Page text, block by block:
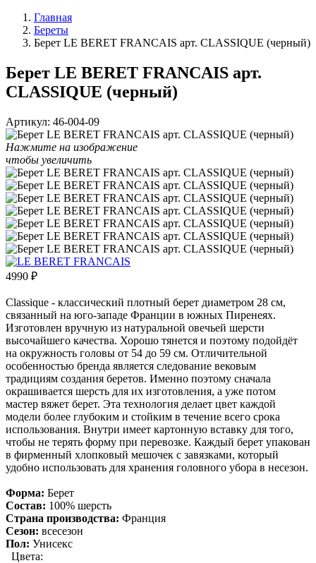
Главная
Береты
Берет LE BERET FRANCAIS арт. CLASSIQUE (черный)
Берет LE BERET FRANCAIS арт.
CLASSIQUE (черный)
Артикул: 46-004-09
Нажмите на изображение
чтобы увеличить
4990 ₽
Classique - классический плотный берет диаметром 28 см,
связанный на юго-западе Франции в южных Пиренеях.
Изготовлен вручную из натуральной овечьей шерсти
высочайшего качества. Хорошо тянется и поэтому подойдёт
на окружность головы от 54 до 59 см. Отличительной
особенностью бренда является следование вековым
традициям создания беретов. Именно поэтому сначала
окрашивается шерсть для их изготовления, а уже потом
мастер вяжет берет. Эта технология делает цвет каждой
модели более глубоким и стойким в течение всего срока
использования. Внутри имеет картонную вставку для того,
чтобы не терять форму при перевозке. Каждый берет упакован
в фирменный хлопковый мешочек с завязками, который
удобно использовать для хранения головного убора в несезон.
Форма: Берет
Состав: 100% шерсть
Страна производства: Франция
Сезон: всесезон
Пол: Унисекс
Цвета: